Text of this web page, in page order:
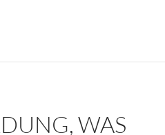
WAS